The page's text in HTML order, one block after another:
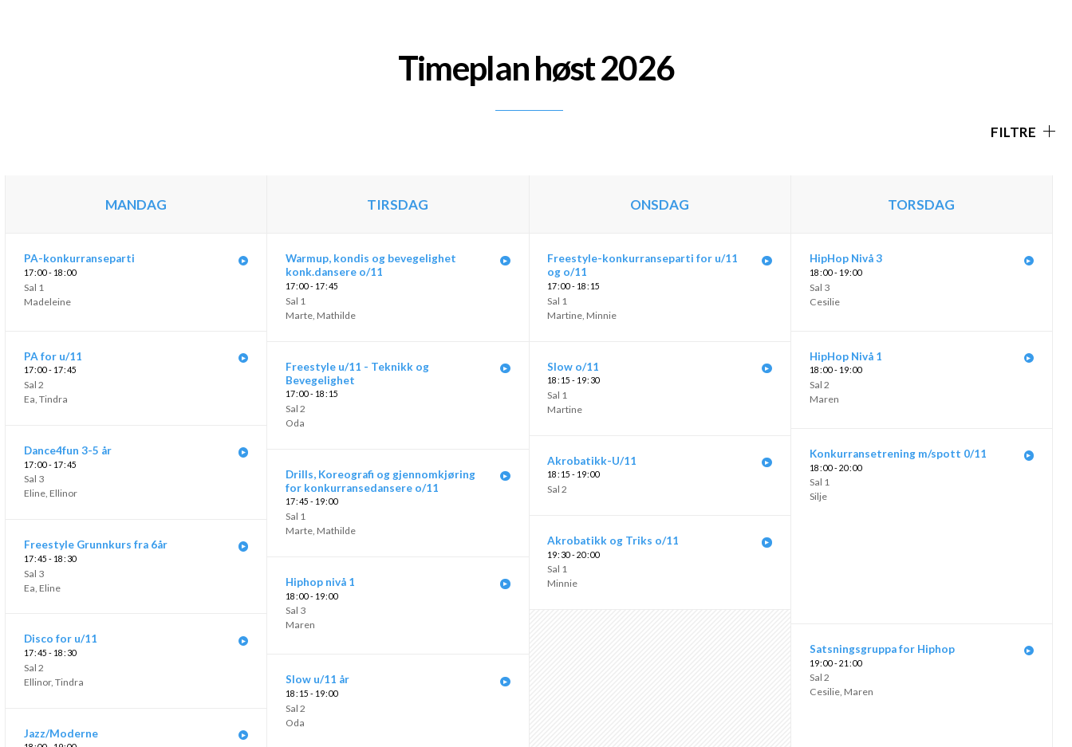
Timeplan høst 2026
FILTRE
MANDAG
PA-konkurranseparti
17 00 - 18 00
Sal 1
Madeleine
PA for u/11
17 00 - 17 45
Sal 2
Ea, Tindra
Dance4fun 3-5 år
17 00 - 17 45
Sal 3
Eline, Ellinor
Freestyle Grunnkurs fra 6år
17 45 - 18 30
Sal 3
Ea Eline
Disco for u/11
17 45 - 18 30
Sal 2
Ellinor, Tindra
Jazz/Moderne
TIRSDAG
Warmup, kondis og bevegelighet
konk.dansere o/11
17 00 - 17 45
Sal 1
Marte ,Mathilde
Freestyle u/11 - Teknikk og
Bevegelighet
17 00 - 18 15
Sal 2
Oda
Drills, Koreografi og gjennomkjøring
for konkurransedansere o/11
17 45 - 19 00
Sal 1
Marte,Mathilde
Hiphop nivå 1
18 00 - 19 00
Sal 3
Maren
Slow u/11 år
18 15 - 19 00
Sal 2
Oda
ONSDAG
Freestyle-konkurranseparti for u/11
og o/11
17 00 - 18 15
Sal 1
Martine ,Minnie
Slow o/11
18 15 - 19 30
Sal 1
Martine
Akrobatikk-U/11
18 15 - 19 00
Sal 2
Akrobatikk og Triks o/11
19 30 - 20 00
Sal 1
Minnie
TORSDAG
HipHop Nivå 3
18 00 - 19 00
Sal 3
Cesilie
HipHop Nivå 1
18 00 - 19 00
Sal 2
Maren
Konkurransetrening m/spott 0/11
18 00 - 20 00
Sal 1
Silje
Satsningsgruppa for Hiphop
19 00 - 21 00
Sal 2
Cesilie, Maren